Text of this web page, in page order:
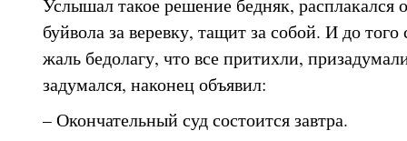
буйвола за веревку, тащит за собой. И до
жаль бедолагу, что все притихли,
задумался, наконец объявил:
– Окончательный суд состоится завтра.